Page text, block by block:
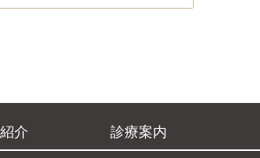
介 診療案内